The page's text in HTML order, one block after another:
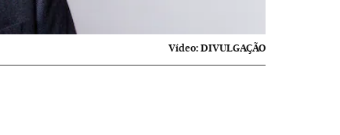
Vídeo: DIVULGAÇÃO